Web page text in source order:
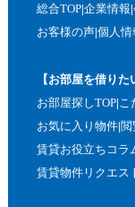
総合TOP 企業情報
お客様の声 個人
【お部屋を借りた
お部屋探しTOP こ
お気に入り物件 閲
賃貸お役立ちコラ
賃貸物件リクエス